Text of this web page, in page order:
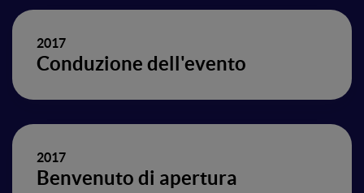
2017
Conduzione dell'evento
2017
Benvenuto di apertura